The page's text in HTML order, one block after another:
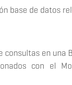
base de datos
consultas en una
con el